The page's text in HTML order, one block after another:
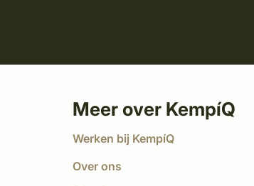
Meer over KempíQ
Werken bij KempíQ
Over ons